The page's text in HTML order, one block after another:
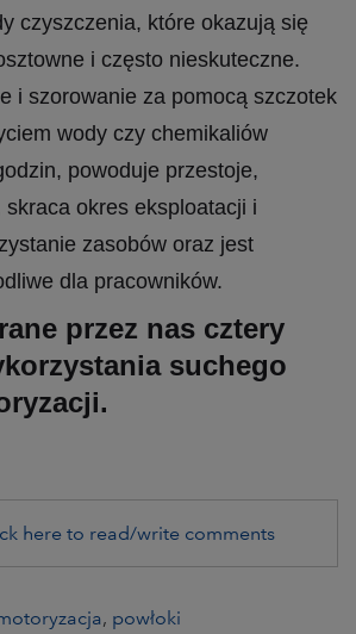
czyszczenia, które okazują się
i często nieskuteczne.
i szorowanie za pomocą szczotek
wody czy chemikaliów
powoduje przestoje,
okres eksploatacji i
zasobów oraz jest
dla pracowników.
przez nas cztery
suchego
here to read/write comments
, powłoki